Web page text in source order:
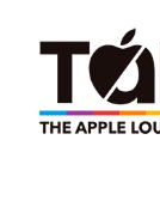
contenuto